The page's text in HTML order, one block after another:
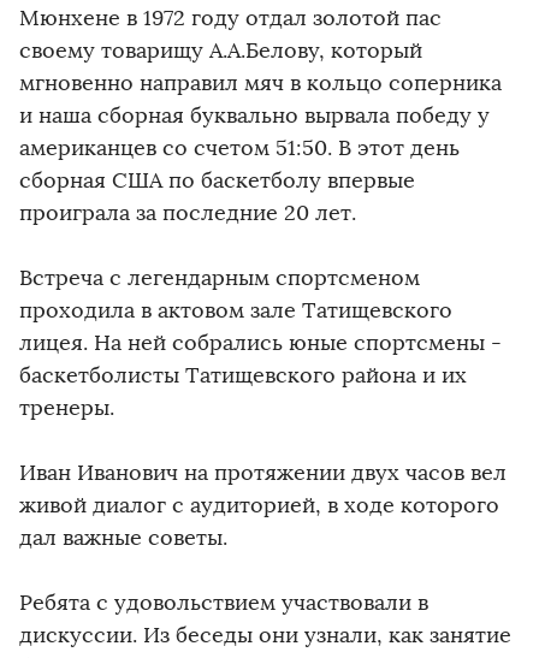
Мюнхене в 1972 году отдал золотой пас
своему товарищу А.А.Белову, который
мгновенно направил мяч в кольцо соперника
и наша сборная буквально вырвала победу у
американцев со счетом 51:50. В этот день
сборная США по баскетболу впервые
проиграла за последние 20 лет.
Встреча с легендарным спортсменом
проходила в актовом зале Татищевского
лицея. На ней собрались юные спортсмены -
баскетболисты Татищевского района и их
тренеры.
Иван Иванович на протяжении двух часов вел
живой диалог с аудиторией, в ходе которого
дал важные советы.
Ребята с удовольствием участвовали в
дискуссии. Из беседы они узнали, как занятие